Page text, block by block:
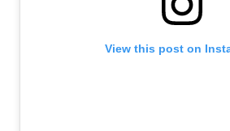
View this post on